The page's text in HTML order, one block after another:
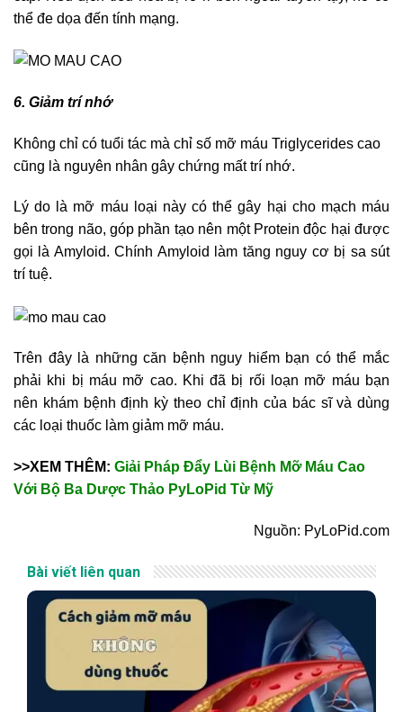
thể đe dọa đến tính mạng.
6. Giảm trí nhớ
Không chỉ có tuổi tác mà chỉ số mỡ máu Triglycerides cao
cũng là nguyên nhân gây chứng mất trí nhớ.
Lý do là mỡ máu loại này có thể gây hại cho mạch máu
bên trong não, góp phần tạo nên một Protein độc hại được
gọi là Amyloid. Chính Amyloid làm tăng nguy cơ bị sa sút
trí tuệ.
Trên đây là những căn bệnh nguy hiểm bạn có thể mắc
phải khi bị máu mỡ cao. Khi đã bị rối loạn mỡ máu bạn
nên khám bệnh định kỳ theo chỉ định của bác sĩ và dùng
các loại thuốc làm giảm mỡ máu.
>>XEM THÊM: Giải Pháp Đẩy Lùi Bệnh Mỡ Máu Cao
Với Bộ Ba Dược Thảo PyLoPid Từ Mỹ
Nguồn: PyLoPid.com
Bài viết liên quan